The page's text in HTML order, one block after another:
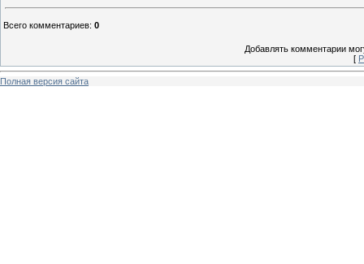
Всего комментариев: 0
Добавлять комментарии
[
Полная версия сайта